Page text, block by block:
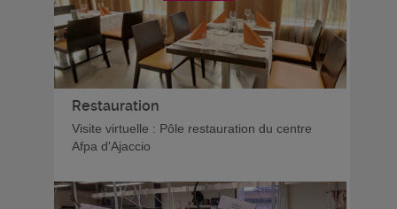
Restauration
Visite virtuelle : Pôle restauration du centre
Afpa d'Ajaccio